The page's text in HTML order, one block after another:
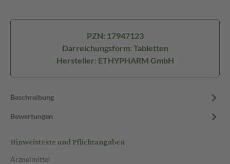
PZN: 17947123
Darreichungsform: Tabletten
Hersteller: ETHYPHARM GmbH
Beschreibung
Bewertungen
Hinweistexte und Pflichtangaben
Arzneimittel